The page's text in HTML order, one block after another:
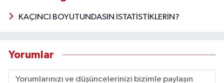
KAÇINCI BOYUTUNDASIN İSTATİSTİKLERİN?
Yorumlar